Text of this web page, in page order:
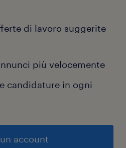
di lavoro suggerite
più velocemente
candidature in ogni
account